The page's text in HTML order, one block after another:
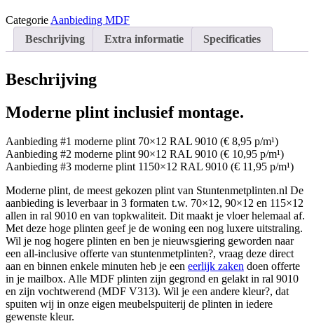
Categorie Aanbieding MDF
Beschrijving
Extra informatie Specificaties
Beschrijving
Moderne plint inclusief montage.
Aanbieding #1 moderne plint 70×12 RAL 9010 (€ 8,95 p/m¹)
Aanbieding #2 moderne plint 90×12 RAL 9010 (€ 10,95 p/m¹)
Aanbieding #3 moderne plint 1150×12 RAL 9010 (€ 11,95 p/m¹)
Moderne plint, de meest gekozen plint van Stuntenmetplinten.nl De
aanbieding is leverbaar in 3 formaten t.w. 70×12, 90×12 en 115×12
allen in ral 9010 en van topkwaliteit. Dit maakt je vloer helemaal af.
Met deze hoge plinten geef je de woning een nog luxere uitstraling.
Wil je nog hogere plinten en ben je nieuwsgiering geworden naar
een all-inclusive offerte van stuntenmetplinten?, vraag deze direct
aan en binnen enkele minuten heb je een eerlijk zaken doen offerte
in je mailbox. Alle MDF plinten zijn gegrond en gelakt in ral 9010
en zijn vochtwerend (MDF V313). Wil je een andere kleur?, dat
spuiten wij in onze eigen meubelspuiterij de plinten in iedere
gewenste kleur.